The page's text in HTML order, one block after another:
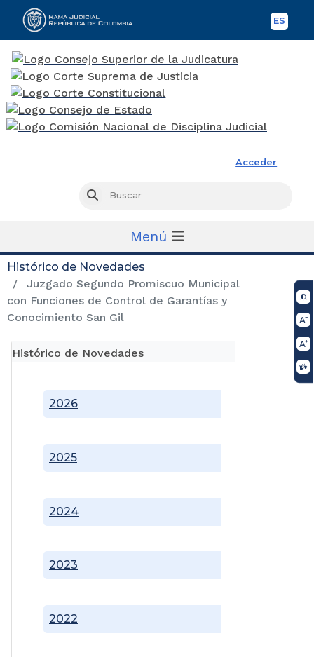
ES
Acceder
Buscar
Menú
Histórico de Novedades
Juzgado Segundo Promiscuo Municipal
con Funciones de Control de Garantías y
Conocimiento San Gil
Histórico de Novedades
2022
2023
2024
2025
2026